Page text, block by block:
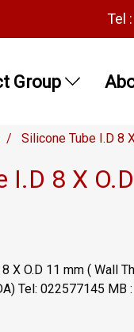
Tel
Group
Silicone Tube I.D 8
I.D 8 X
X O.D 11 mm ( Wall
Tel: 022577145